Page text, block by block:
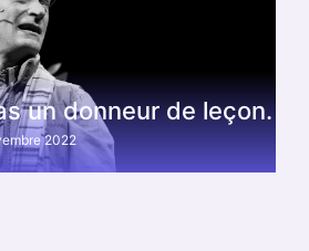
un donneur de leçon.
2022